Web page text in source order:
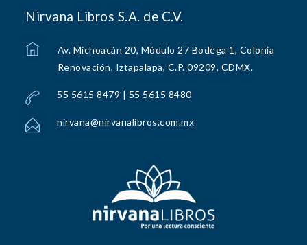
Nirvana Libros S.A. de C.V.
Av. Michoacán 20, Módulo 27 Bodega 1, Colonia
Renovación, Iztapalapa, C.P. 09209, CDMX.
55 5615 8479 | 55 5615 8480
nirvana@nirvanalibros.com.mx